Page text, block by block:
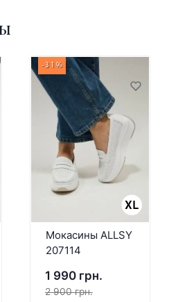
-31%
Мокасины ALLSY
207114
1 990 грн.
2 900 грн.